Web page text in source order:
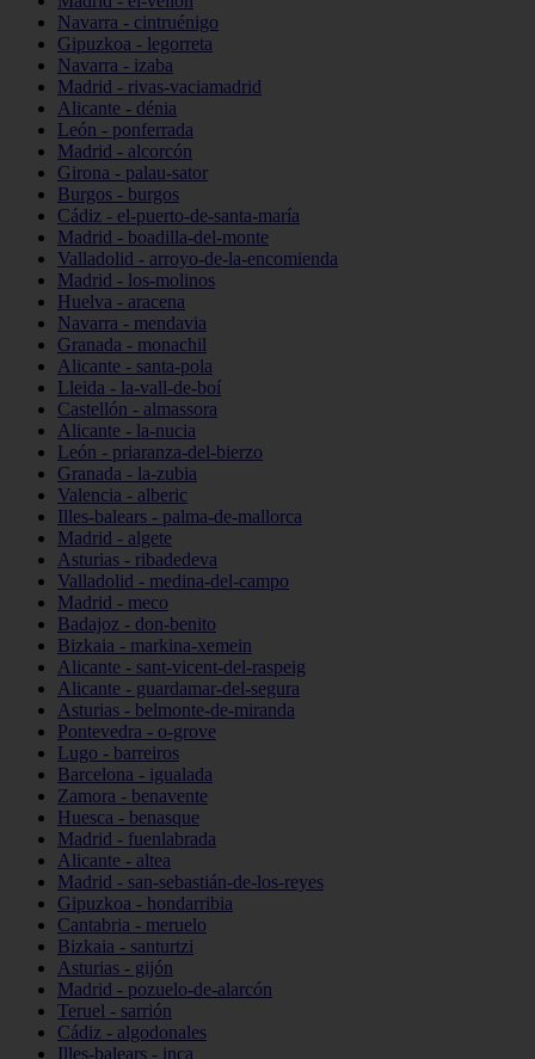
Navarra - cintruénigo
Gipuzkoa - legorreta
Navarra - izaba
Madrid - rivas-vaciamadrid
Alicante - dénia
León - ponferrada
Madrid - alcorcón
Girona - palau-sator
Burgos - burgos
Cádiz - el-puerto-de-santa-maría
Madrid - boadilla-del-monte
Valladolid - arroyo-de-la-encomienda
Madrid - los-molinos
Huelva - aracena
Navarra - mendavia
Granada - monachil
Alicante - santa-pola
Lleida - la-vall-de-boí
Castellón - almassora
Alicante - la-nucia
León - priaranza-del-bierzo
Granada - la-zubia
Valencia - alberic
Illes-balears - palma-de-mallorca
Madrid - algete
Asturias - ribadedeva
Valladolid - medina-del-campo
Madrid - meco
Badajoz - don-benito
Bizkaia - markina-xemein
Alicante - sant-vicent-del-raspeig
Alicante - guardamar-del-segura
Asturias - belmonte-de-miranda
Pontevedra - o-grove
Lugo - barreiros
Barcelona - igualada
Zamora - benavente
Huesca - benasque
Madrid - fuenlabrada
Alicante - altea
Madrid - san-sebastián-de-los-reyes
Gipuzkoa - hondarribia
Cantabria - meruelo
Bizkaia - santurtzi
Asturias - gijón
Madrid - pozuelo-de-alarcón
Teruel - sarrión
Cádiz - algodonales
Illes-balears - inca